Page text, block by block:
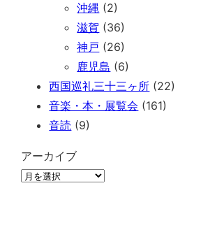
沖縄 (2)
滋賀 (36)
神戸 (26)
鹿児島 (6)
西国巡礼三十三ヶ所 (22)
音楽・本・展覧会 (161)
音読 (9)
アーカイブ